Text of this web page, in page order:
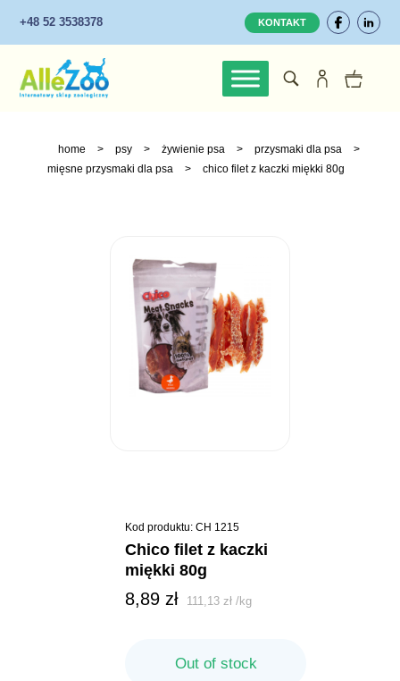
+48 52 3538378 KONTAKT
home > psy > żywienie psa > przysmaki dla psa
>
mięsne przysmaki dla psa
> chico filet z kaczki miękki 80g
Kod produktu: CH 1215
chico filet z kaczki
miękki 80g
8,89 zł 111,13zł /kg
Out of stock